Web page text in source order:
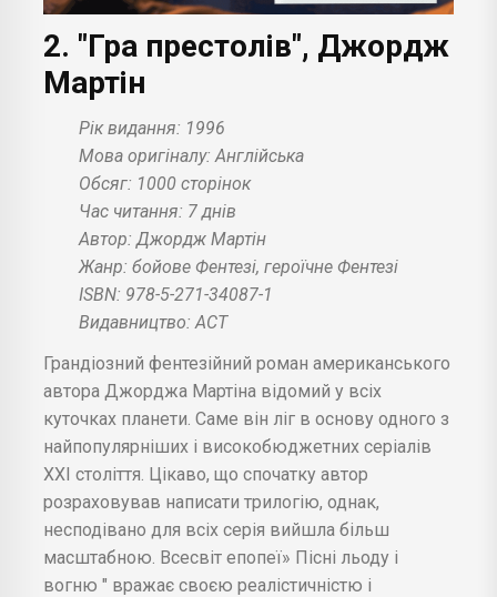
2. "Гра престолів", Джордж
Мартін
Рік видання: 1996
Мова оригіналу: Англійська
Обсяг: 1000 сторінок
Час читання: 7 днів
Автор: Джордж Мартін
Жанр: бойове Фентезі, героїчне Фентезі
ISBN: 978-5-271-34087-1
Видавництво: АСТ
Грандіозний фентезійний роман американського
автора Джорджа Мартіна відомий у всіх
куточках планети. Саме він ліг в основу одного з
найпопулярніших і високобюджетних серіалів
XXI століття. Цікаво, що спочатку автор
розраховував написати трилогію, однак,
несподівано для всіх серія вийшла більш
масштабною. Всесвіт епопеї» Пісні льоду і
вогню " вражає своєю реалістичністю і